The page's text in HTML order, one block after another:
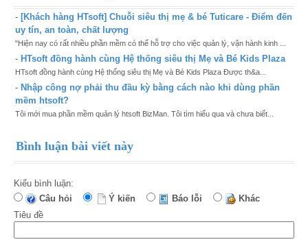
- [Khách hàng HTsoft] Chuỗi siêu thị mẹ & bé Tuticare - Điểm đến
uy tín, an toàn, chất lượng
"Hiện nay có rất nhiều phần mềm có thể hỗ trợ cho việc quản lý, vận hành kinh ...
- HTsoft đồng hành cùng Hệ thống siêu thị Mẹ và Bé Kids Plaza
HTsoft đồng hành cùng Hệ thống siêu thị Mẹ và Bé Kids Plaza Được th&a...
- Nhập công nợ phải thu đầu kỳ bằng cách nào khi dùng phần
mềm htsoft?
Tôi mới mua phần mềm quản lý htsoft BizMan. Tôi tìm hiểu qua và chưa biết...
Bình luận bài viết này
Kiểu bình luận:
Câu hỏi
Ý kiến Báo lỗi
Khác
Tiêu đề